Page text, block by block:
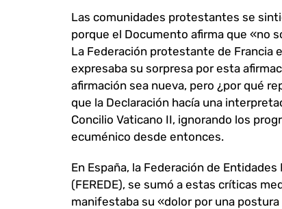
Las comunidades protestantes se
porque el Documento afirma que «no
La Federación protestante de Francia
expresaba su sorpresa por esta
afirmación sea nueva, pero ¿por qué
que la Declaración hacía una
Concilio Vaticano II, ignorando los
ecuménico desde entonces.
En España, la Federación de
(FEREDE), se sumó a estas críticas
manifestaba su «dolor por una